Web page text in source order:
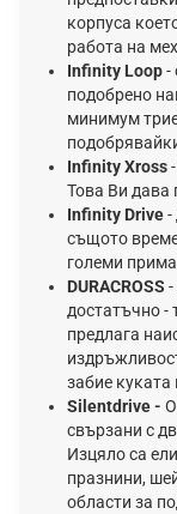
корпуса
работа на
Infinity Loop-
подобрено
минимум
Infinity Xross
Това Ви дава
Infinity Drive-
същото
големи
DURАСRОЅЅ -
дocтaтъчнo -
пpeдлaгa
зaбиe ĸyĸaтa
Silentdrive -
свързани с
Изцяло са
празнини,
области за